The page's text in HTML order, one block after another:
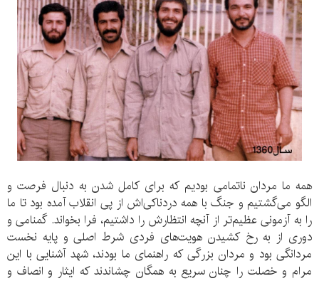
همه ما مردان ناتمامی بودیم که برای کامل شدن به دنبال فرصت و
الگو می‌گشتیم و جنگ با همه دردناکی‌اش از پی انقلاب آمده بود تا ما
را به آزمونی عظیم‌تر از آنچه انتظارش را داشتیم، فرا بخواند. گمنامی و
دوری از به رخ کشیدن هویت‌های فردی شرط اصلی و پایه نخست
مردانگی بود و مردان بزرگی که راهنمای ما بودند، شهد آشنایی با این
مرام و خصلت را چنان سریع به همگان چشاندند که ایثار و انصاف و